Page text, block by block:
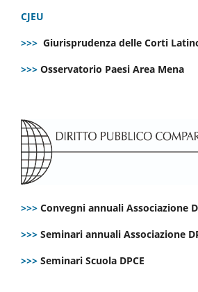
CJEU
>>> Giurisprudenza delle Corti
>>> Osservatorio Paesi Area Mena
>>> Convegni annuali Associazione
>>> Seminari annuali Associazione
>>> Seminari Scuola DPCE